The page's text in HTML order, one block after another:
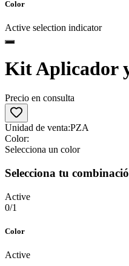
Color
Active selection indicator
Kit Aplicador
Precio en consulta
Unidad de venta:PZA
Color:
Selecciona un color
Selecciona tu
Active
0/1
Color
Active